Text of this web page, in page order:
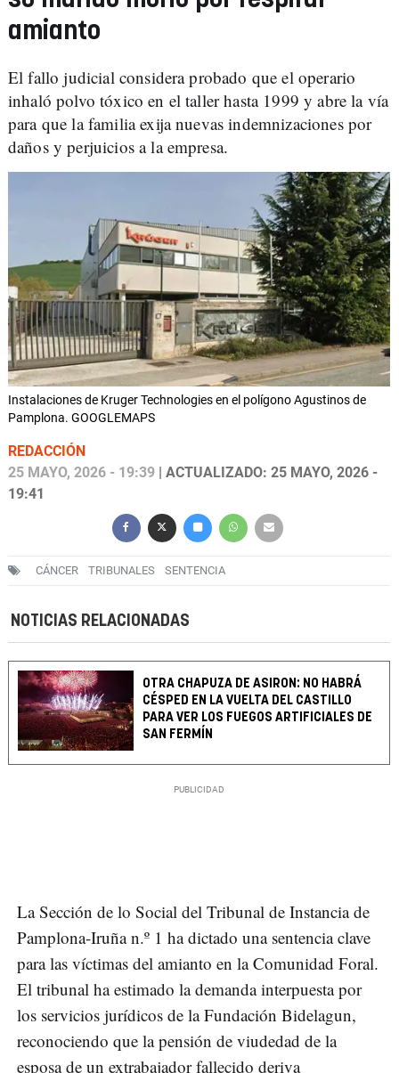
amianto
El fallo judicial considera probado que el operario
inhaló polvo tóxico en el taller hasta 1999 y abre la vía
para que la familia exija nuevas indemnizaciones por
daños y perjuicios a la empresa.
Instalaciones de Kruger Technologies en el polígono Agustinos de
Pamplona. GOOGLEMAPS
REDACCIÓN
25 MAYO, 2026 - 19:39 | ACTUALIZADO: 25 MAYO, 2026 -
19:41
CÁNCER TRIBUNALES SENTENCIA
NOTICIAS RELACIONADAS
OTRA CHAPUZA DE ASIRON: NO HABRÁ
CÉSPED EN LA VUELTA DEL CASTILLO
PARA VER LOS FUEGOS ARTIFICIALES DE
SAN FERMÍN
La Sección de lo Social del Tribunal de Instancia de
Pamplona-Iruña n.º 1 ha dictado una sentencia clave
para las víctimas del amianto en la Comunidad Foral.
El tribunal ha estimado la demanda interpuesta por
los servicios jurídicos de la Fundación Bidelagun,
reconociendo que la pensión de viudedad de la
esposa de un extrabajador fallecido deriva